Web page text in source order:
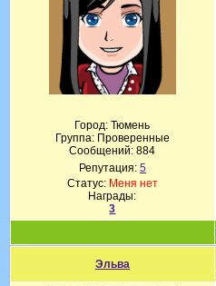
Город: Тюмень
Группа: Проверенные
Сообщений:884
Репутация: 5
Статус: Меня нет
Награды:
3
Эльва